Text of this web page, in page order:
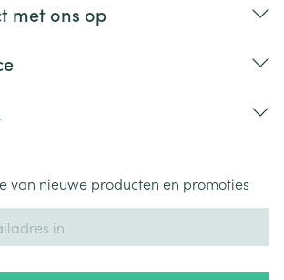
met ons op
van nieuwe producten en promoties